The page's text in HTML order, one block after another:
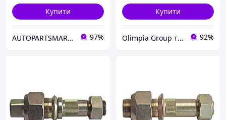
Купити
AUTOPARTSMARKET 97%
Купити
Olimpia Group товари для побуту та сувеніри 92%